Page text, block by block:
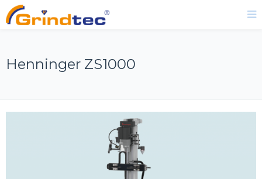
Henninger ZS1000